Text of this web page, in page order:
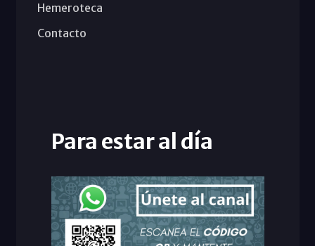
Hemeroteca
Contacto
Para estar al día